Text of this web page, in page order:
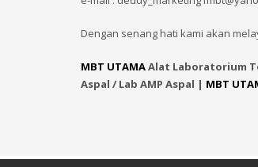
Dengan senang hati kami akan
MBT UTAMAAlat Laboratorium
Aspal / Lab AMP Aspal | MBT